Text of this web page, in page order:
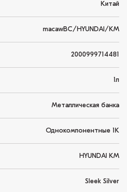
Китай
macawBC/HYUNDAI/KM
2000999714481
1л
Металлическая банка
Однокомпонентные 1K
HYUNDAI KM
Sleek Silver